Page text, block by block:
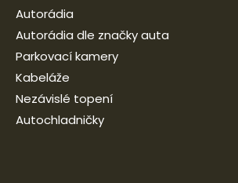
Autorádia
Autorádia dle značky auta
Parkovací kamery
Kabeláže
Nezávislé topení
Autochladničky